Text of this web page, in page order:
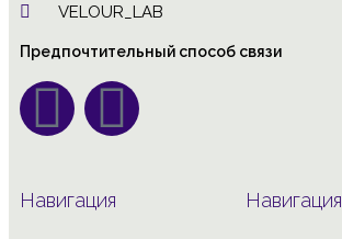
VELOUR_LAB
Предпочтительный способ связи
Навигация Навигация